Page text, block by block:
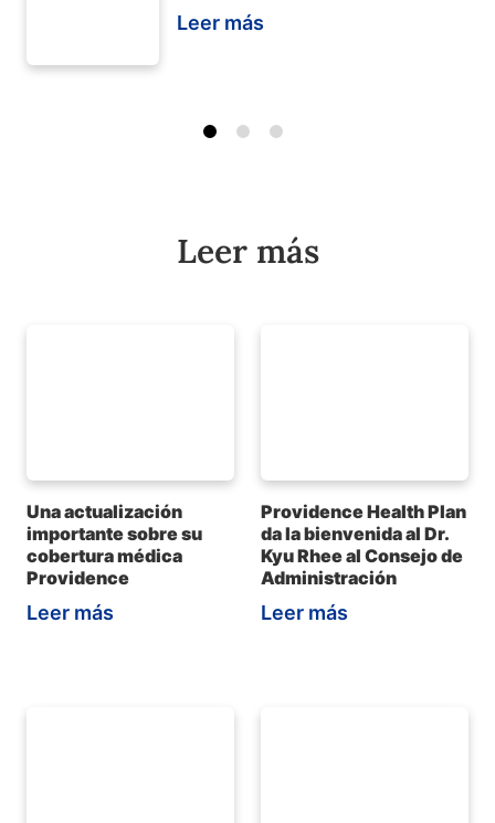
Leer más
Leer más
Una actualización
importante sobre su
cobertura médica
Providence
Leer más
Providence Health Plan
da la bienvenida al Dr.
Kyu Rhee al Consejo de
Administración
Leer más